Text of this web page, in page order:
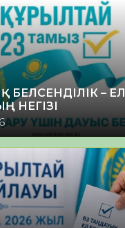
БЕЛСЕНДІЛІК – ЕЛ
НЕГІЗІ